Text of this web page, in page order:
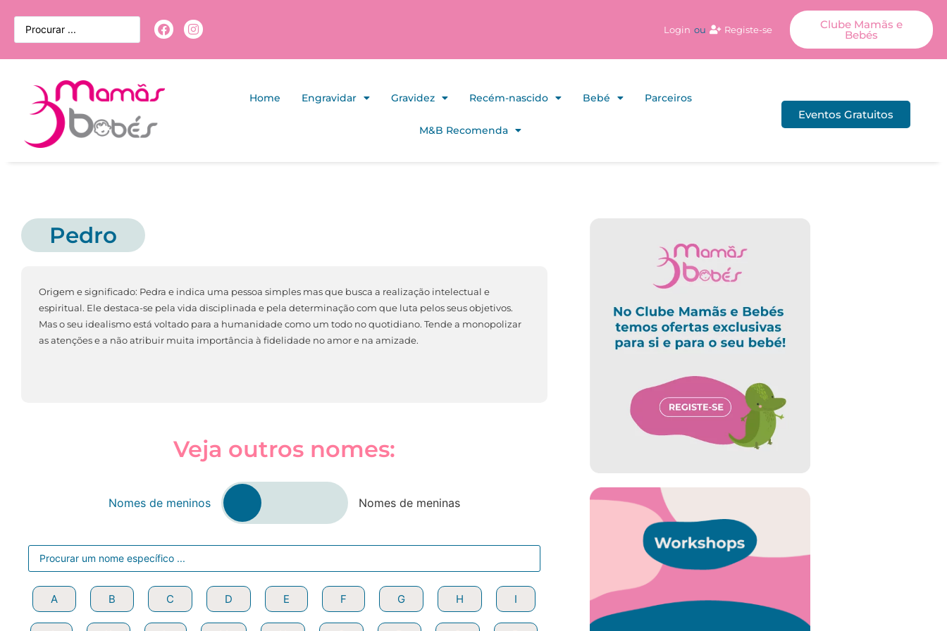
Login ou Registe-se Clube Mamãs e
Bebés
Home Engravidar Gravidez Recém-nascido Bebé Parceiros
M&B Recomenda
Eventos Gratuitos
Pedro
Origem e significado: Pedra e indica uma pessoa simples mas que busca a realização intelectual e
espiritual. Ele destaca-se pela vida disciplinada e pela determinação com que luta pelos seus objetivos.
Mas o seu idealismo está voltado para a humanidade como um todo no quotidiano. Tende a monopolizar
as atenções e a não atribuir muita importância à fidelidade no amor e na amizade.
Veja outros nomes:
Nomes de meninos Nomes de meninas
A B C D E F G H I
A B C D E F G H I